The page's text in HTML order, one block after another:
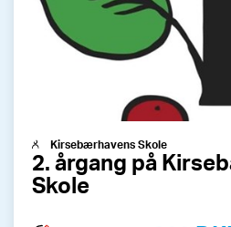
Kirsebærhavens Skole
2. årgang på
Skole